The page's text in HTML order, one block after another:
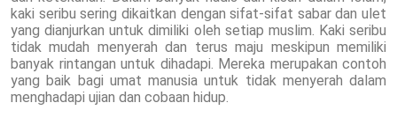
kaki seribu sering dikaitkan dengan sifat-sifat sabar dan ulet
yang dianjurkan untuk dimiliki oleh setiap muslim. Kaki seribu
tidak mudah menyerah dan terus maju meskipun memiliki
banyak rintangan untuk dihadapi. Mereka merupakan contoh
yang baik bagi umat manusia untuk tidak menyerah dalam
menghadapi ujian dan cobaan hidup.